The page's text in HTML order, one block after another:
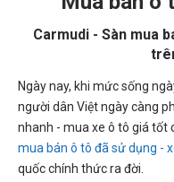
Carmudi - Sàn mua
Ngày nay, khi mức sống
người dân Việt ngày càng
nhanh - mua xe ô tô giá tốt
mua bán ô tô đã sử dụng -
quốc chính thức ra đời.